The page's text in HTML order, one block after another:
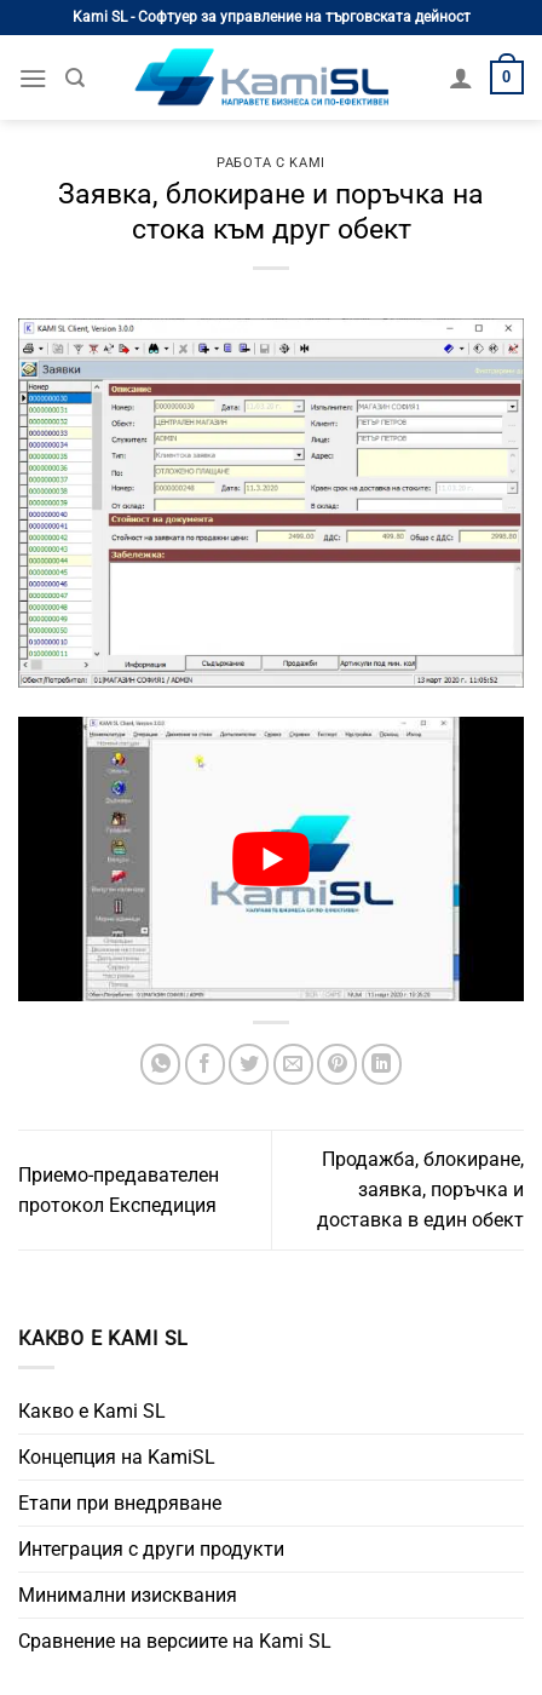
content
Kami SL - Софтуер за управление на търговската дейност
0
РАБОТА С KAMI
Заявка, блокиране и поръчка на
стока към друг обект
Приемо-предавателен
протокол Експедиция
Продажба, блокиране,
заявка, поръчка и
доставка в един обект
КАКВО Е KAMI SL
Какво е Kami SL
Концепция на KamiSL
Етапи при внедряване
Интеграция с други продукти
Минимални изисквания
Сравнение на версиите на Kami SL